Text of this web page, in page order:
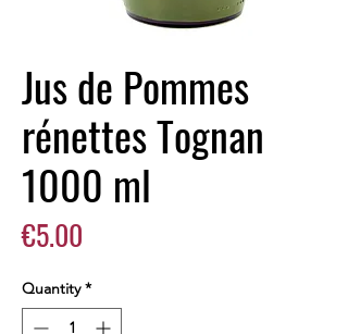
Jus de Pommes
rénettes Tognan
1000 ml
€5.00
Quantity *